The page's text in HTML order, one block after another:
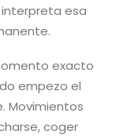
esa
exacto
empezo el
Movimientos
coger